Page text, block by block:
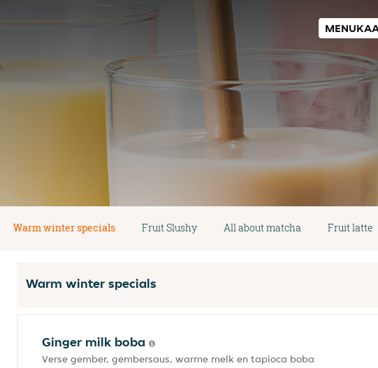
Warm winter specials Fruit Slushy All about matcha Fruit latte
Warm winter specials
Ginger milk boba
Verse gember, gembersaus, warme melk en tapioca boba